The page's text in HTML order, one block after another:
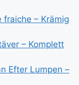
fraiche – Krämig
– Komplett
Efter Lumpen –